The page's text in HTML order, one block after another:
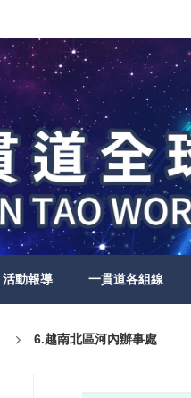
活動報導 一貫道各組線
6.越南北區河內辦事處